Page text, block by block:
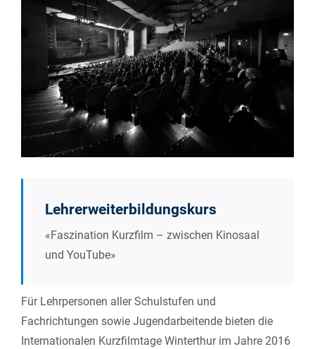
Larger
Image
Lehrerweiterbildungskurs
«Faszination Kurzfilm – zwischen Kinosaal
und YouTube»
Für Lehrpersonen aller Schulstufen und
Fachrichtungen sowie Jugendarbeitende bieten die
Internationalen Kurzfilmtage Winterthur im Jahre 2016